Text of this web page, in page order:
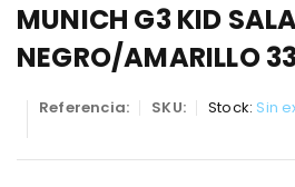
MUNICH G3 KID
NEGRO/AMARILLO
Referencia: SKU: Stock: Sin